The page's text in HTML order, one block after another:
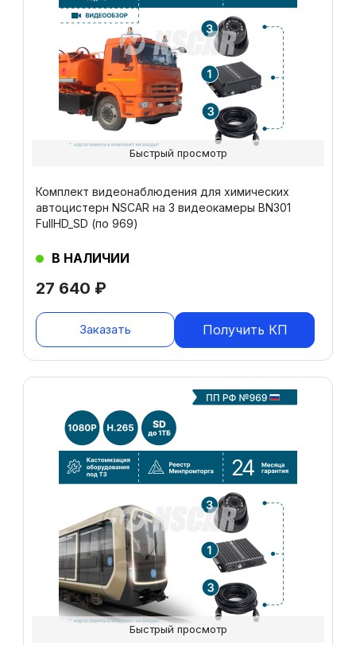
27 640 ₽
Комплект видеонаблюдения для химических
автоцистерн NSCAR на 3 видеокамеры BN301
FullHD_SD (по 969)
В НАЛИЧИИ
Заказать Получить КП
Быстрый просмотр
Быстрый просмотр